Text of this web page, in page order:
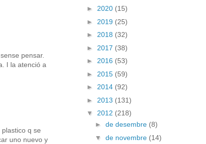
pensar.
I la atenció a
q se
uno nuevo y
► 2020 (15)
► 2019 (25)
► 2018 (32)
► 2017 (38)
► 2016 (53)
► 2015 (59)
► 2014 (92)
► 2013 (131)
▼ 2012 (218)
► de desembre (8)
▼ de novembre (14)